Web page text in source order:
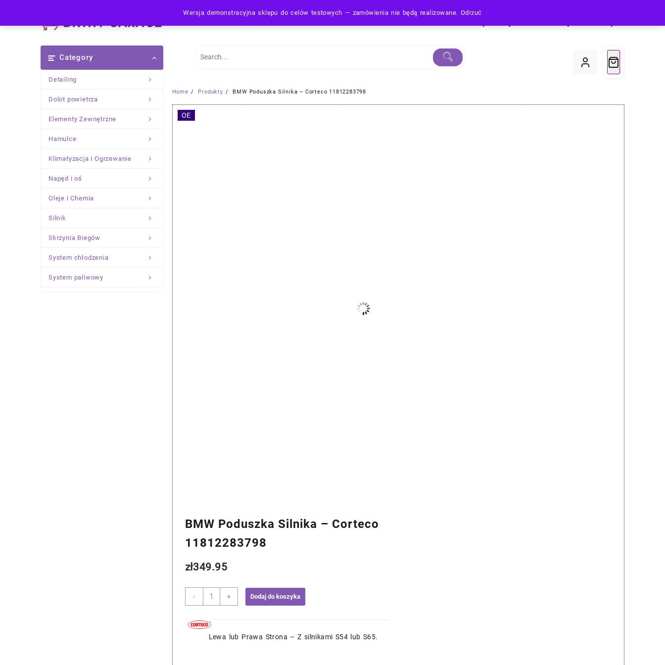
Wersja demonstracyjna sklepu do celów testowych — zamówienia nie będą realizowane. Odrzuć
content
Category
Detailing
Dolot powietrza
Elementy Zewnętrzne
Hamulce
Klimatyzacja i Ogrzewanie
Napęd i oś
Oleje i Chemia
Silnik
Skrzynia Biegów
System chłodzenia
System paliwowy
Home Produkty BMW Poduszka Silnika – Corteco 11812283798
OE
BMW Poduszka Silnika – Corteco
11812283798
zł349.95
-
ilość
Silnika
+ Dodaj do koszyka
Lewa lub Prawa Strona – Z silnikami S54 lub S65.